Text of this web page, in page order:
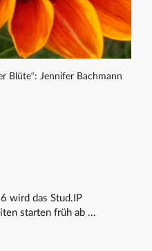
Blüte“: Jennifer Bachmann
wird das Stud.IP
starten früh ab ...